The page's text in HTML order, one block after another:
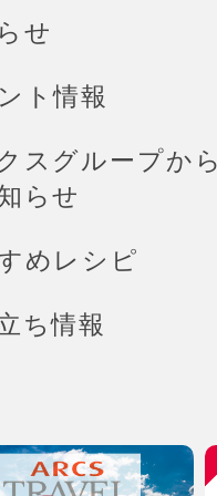
せ
ト情報
スグループか
らせ
めレシピ
ち情報